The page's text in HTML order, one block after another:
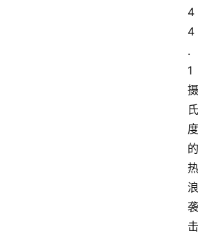
4
4
.
1
摄
氏
度
的
热
浪
袭
击